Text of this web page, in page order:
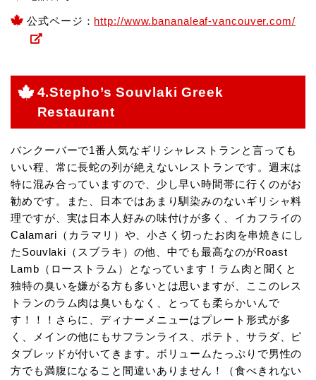
公式ページ： http://www.bananaleaf-vancouver.com/
4.Stepho’s Souvlaki Greek
Restaurant
バンクーバーで1番人気なギリシャレストランと言っても
いい程、常に長蛇の列が絶えないレストランです。週末は
特に混み合っていますので、少し早い時間帯に行くのがお
勧めです。また、日本ではあまり馴染みのないギリシャ料
理ですが、実は日本人好みの味付けが多く、イカフライの
Calamari（カラマリ）や、小さく切ったお肉を串焼きにし
たSouvlaki（スブラキ）の他、中でも最高なのがRoast
Lamb（ローストラム）となっています！ラム肉と聞くと
独特の臭いを嫌がる方も多いとは思いますが、ここのレス
トランのラム肉は臭いもなく、とっても柔らかいんで
す！！！さらに、ディナーメニューはプレート形式が多
く、メインの他にもサフランライス、ポテト、サラダ、ピ
タブレッドが付いてきます。ボリュームたっぷりで男性の
方でも満腹になること間違いありません！（食べきれない